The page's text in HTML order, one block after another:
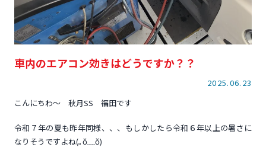
車内のエアコン効きはどうですか？？
2025.06.23
こんにちわ～ 秋月SS 福田です
令和７年の夏も昨年同様、、、もしかしたら令和６年以上の暑さに
なりそうですよね(｡ŏ﹏ŏ)